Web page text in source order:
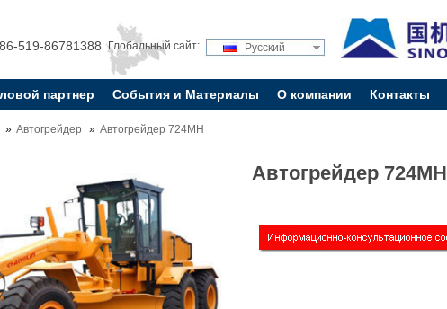
519-86781388 Глобальный сайт: Русский
партнер События и Материалы О компании Контакты
Автогрейдер Автогрейдер 724MH
Автогрейдер 724MH